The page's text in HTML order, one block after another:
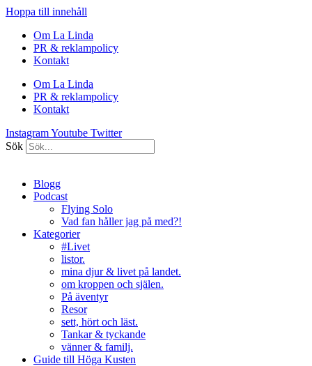
Hoppa till innehåll
Om La Linda
PR & reklampolicy
Kontakt
Om La Linda
PR & reklampolicy
Kontakt
InstagramYoutube Twitter
Sök
Blogg
Podcast
Flying Solo
Vad fan håller jag på med?!
Kategorier
#Livet
listor.
mina djur & livet på landet.
om kroppen och själen.
På äventyr
Resor
sett, hört och läst.
Tankar & tyckande
vänner & familj.
Guide till Höga Kusten